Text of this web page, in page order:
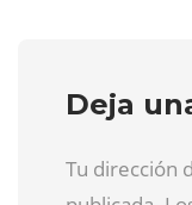
Deja
Tu dirección